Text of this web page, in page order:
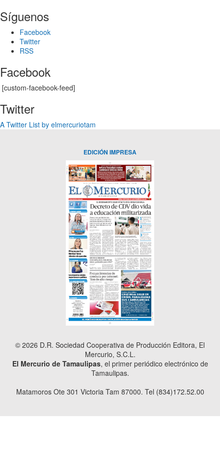
Síguenos
Facebook
Twitter
RSS
Facebook
[custom-facebook-feed]
Twitter
A Twitter List by elmercuriotam
EDICIÓN IMPRESA
© 2026 D.R. Sociedad Cooperativa de Producción Editora, El
Mercurio, S.C.L.
El Mercurio de Tamaulipas, el primer periódico electrónico de
Tamaulipas.
Matamoros Ote 301 Victoria Tam 87000. Tel (834)172.52.00